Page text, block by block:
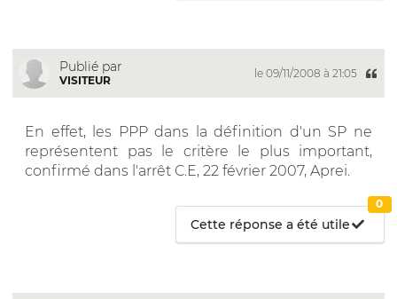
Publié par
VISITEUR
le 09/11/2008 à 21:05
En effet, les PPP dans la définition d'un SP ne
représentent pas le critère le plus important,
confirmé dans l'arrêt C.E, 22 février 2007, Aprei.
Cette réponse a été utile
0